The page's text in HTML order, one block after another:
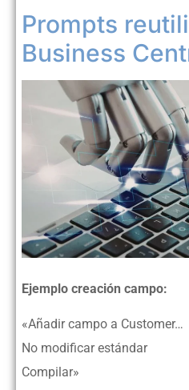
Prompts
Business
Ejemplo creación campo:
«Añadir campo a Customer…
No modificar estándar
Compilar»